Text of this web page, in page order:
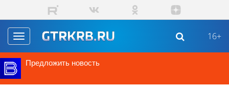
Перейти к основному содержанию
Toggle
navigation
16+
Предложить новость